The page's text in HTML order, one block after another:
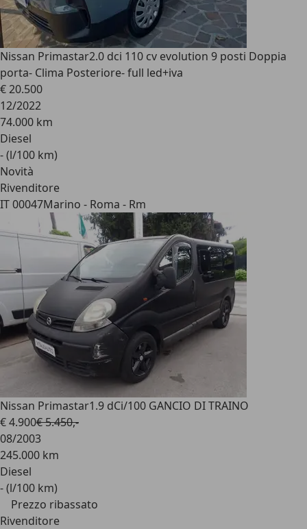
Nissan Primastar2.0 dci 110 cv evolution 9 posti Doppia
porta- Clima Posteriore- full led+iva
€ 20.500
12/2022
74.000 km
Diesel
- (l/100 km)
Novità
Rivenditore
IT 00047Marino - Roma - Rm
Nissan Primastar1.9 dCi/100 GANCIO DI TRAINO
€ 4.900€ 5.450,-
08/2003
245.000 km
Diesel
- (l/100 km)
Prezzo ribassato
Rivenditore